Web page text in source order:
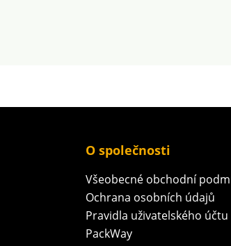
O společnosti
Všeobecné obchodní
Ochrana osobních údajů
Pravidla uživatelského účtu
PackWay